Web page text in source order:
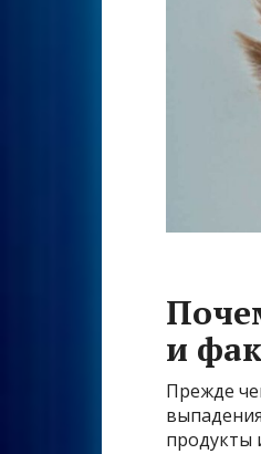
и
Прежде
продукты